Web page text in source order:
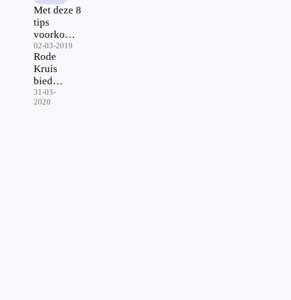
Met deze 8
tips
voorkom
je
ongevallen
in en om
het huis
02-03-2019
Rode
Kruis
biedt
gratis
online
31-03-
2020